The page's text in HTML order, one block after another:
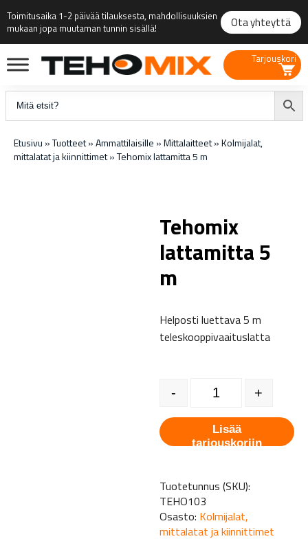
Toimitusaika 1-2 päivää tilauksesta, mahdollisuuksien
mukaan jopa muutaman tunnin sisällä!
Ota yhteyttä
Tarjouskori
Etusivu »Tuotteet»Ammattilaisille »Mittalaitteet»Kolmijalat,
mittalatat ja kiinnittimet»Tehomix lattamitta 5 m
Tehomix
lattamitta 5
m
Helposti luettava 5 m
teleskooppivaaituslatta
Tehomix lattamitta 5 m
- +
Lisää
tarjouskoriin
Tuotetunnus (SKU):
TEHO103
Osasto: Kolmijalat,
mittalatat ja kiinnittimet